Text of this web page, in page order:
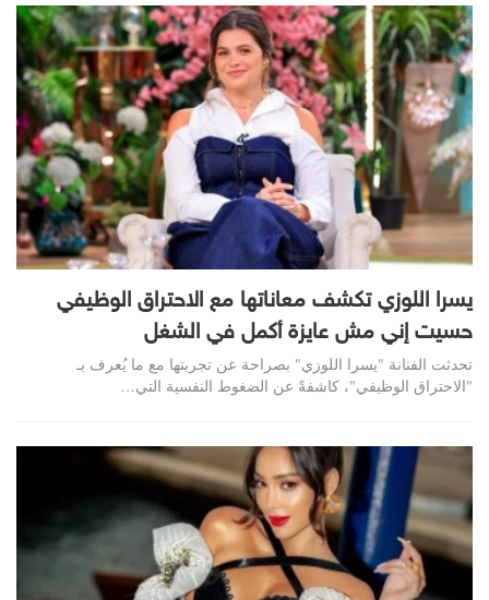
يسرا اللوزي تكشف معاناتها مع الاحتراق الوظيفي
حسيت إني مش عايزة أكمل في الشغل
تحدثت الفنانة "يسرا اللوزي" بصراحة عن تجربتها مع ما يُعرف بـ
"الاحتراق الوظيفي"، كاشفةً عن الضغوط النفسية التي…